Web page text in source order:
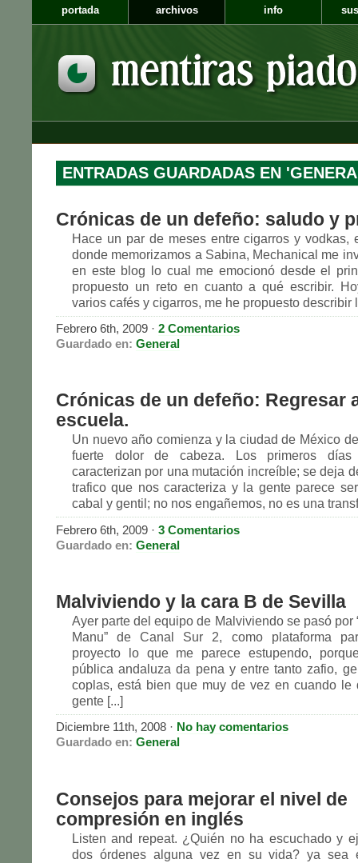
portada archivos info
ENTRADAS GUARDADAS EN
Crónicas de un defeño: saludo y
Hace un par de meses entre cigarros y vodkas,
donde memorizamos a Sabina, Mechanical me
en este blog lo cual me emocionó desde el
propuesto un reto en cuanto a qué escribir.
varios cafés y cigarros, me he propuesto describir
Febrero 6th, 2009 · 2 Comentarios
Guardado en: General
Crónicas de un defeño: Regresar
escuela.
Un nuevo año comienza y la ciudad de México
fuerte dolor de cabeza. Los primeros
caracterizan por una mutación increíble; se deja
trafico que nos caracteriza y la gente parece
cabal y gentil; no nos engañemos, no es una
Febrero 6th, 2009 · 3 Comentarios
Guardado en: General
Malviviendo y la cara B de Sevilla
Ayer parte del equipo de Malviviendo se pasó por
Manu” de Canal Sur 2, como plataforma
proyecto lo que me parece estupendo,
pública andaluza da pena y entre tanto zafio,
coplas, está bien que muy de vez en cuando le
gente [...]
Diciembre 11th, 2008 · No hay comentarios
Guardado en: General
Consejos para mejorar el nivel de
compresión en inglés
Listen and repeat. ¿Quién no ha escuchado y
dos órdenes alguna vez en su vida? ya sea